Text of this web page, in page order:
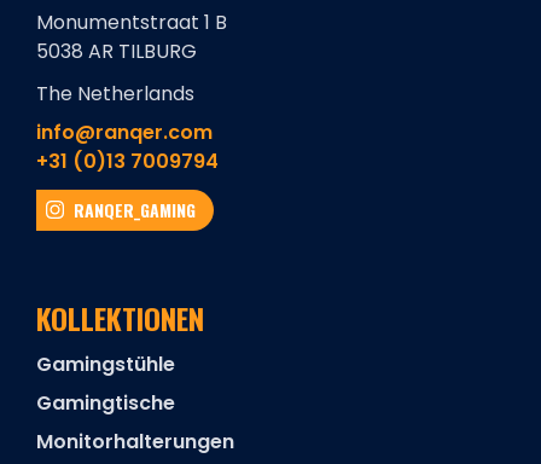
Monumentstraat 1 B
5038 AR TILBURG
The Netherlands
info@ranqer.com
+31 (0)13 7009794
RANQER_GAMING
KOLLEKTIONEN
Gamingstühle
Gamingtische
Monitorhalterungen